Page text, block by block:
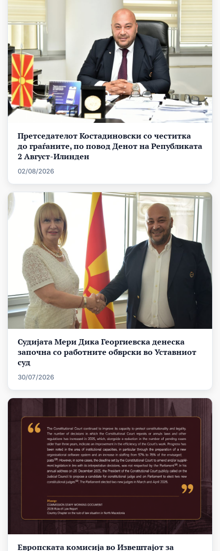
Претседателот Костадиновски со честитка
до граѓаните, по повод Денот на Републиката
2 Август-Илинден
02/08/2026
Судијата Мери Дика Георгиевска денеска
започна со работните обврски во Уставниот
суд
30/07/2026
Европската комисија во Извештајот за